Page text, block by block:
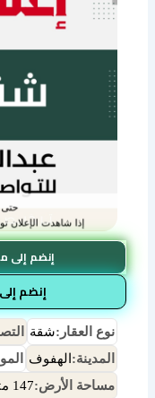
إنضم إلى
إنضم
نوع العقار:شقة
المدينة: الهفوف
مساحة الأرض:147 متر مربع